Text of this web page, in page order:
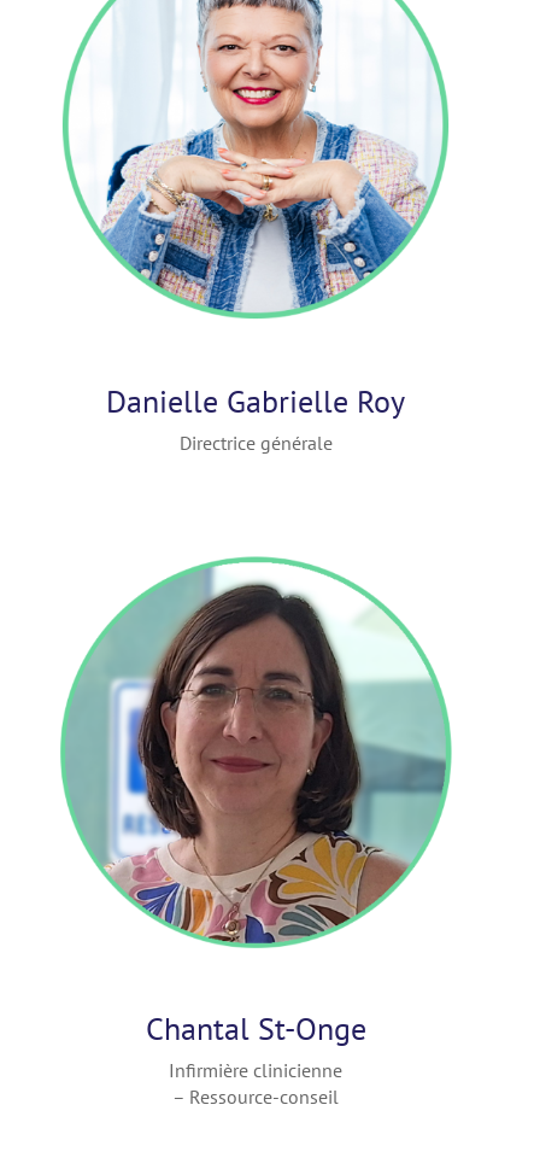
Danielle Gabrielle Roy
Directrice générale
Chantal St-Onge
Infirmière clinicienne
– Ressource-conseil